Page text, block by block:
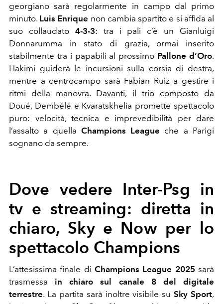
georgiano sarà regolarmente in campo dal primo
minuto. Luis Enrique non cambia spartito e si affida al
suo collaudato 4-3-3: tra i pali c’è un Gianluigi
Donnarumma in stato di grazia, ormai inserito
stabilmente tra i papabili al prossimo Pallone d’Oro.
Hakimi guiderà le incursioni sulla corsia di destra,
mentre a centrocampo sarà Fabian Ruiz a gestire i
ritmi della manovra. Davanti, il trio composto da
Doué, Dembélé e Kvaratskhelia promette spettacolo
puro: velocità, tecnica e imprevedibilità per dare
l’assalto a quella Champions League che a Parigi
sognano da sempre.
Dove vedere Inter-Psg in
tv e streaming: diretta in
chiaro, Sky e Now per lo
spettacolo Champions
L’attesissima finale di Champions League 2025 sarà
trasmessa in chiaro sul canale 8 del digitale
terrestre. La partita sarà inoltre visibile suSky Sport,